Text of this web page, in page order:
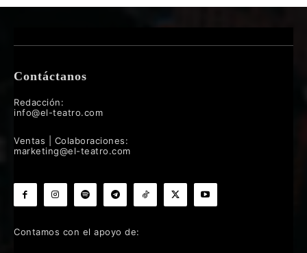
Contáctanos
Redacción:
info@el-teatro.com
Ventas | Colaboraciones:
marketing@el-teatro.com
Contamos con el apoyo de: